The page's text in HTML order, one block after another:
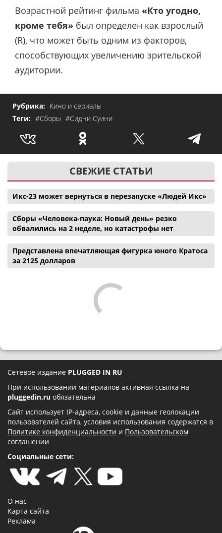
Возрастной рейтинг фильма «Кто угодно,
кроме тебя» был определен как взрослый
(R), что может быть одним из факторов,
способствующих увеличению зрительской
аудитории.
Рубрика: Кино и сериалы
Теги: #Сборы #Сидни Суини
СВЕЖИЕ СТАТЬИ
Икс-23 может вернуться в перезапуске «Людей Икс»
Сборы «Человека-паука: Новый день» резко
обвалились на 2 неделе, но катастрофы нет
Представлена впечатляющая фигурка юного Кратоса
за 2125 долларов
Сетевое издание PLUGGED IN RU
При использовании материалов активная ссылка на
pluggedin.ru обязательна
Сайт использует IP-адреса, cookie и данные геолокации
пользователей сайта, условия использования содержатся в
Политике конфиденциальности и Пользовательском
соглашении
Социальные сети:
О нас
Карта сайта
Реклама